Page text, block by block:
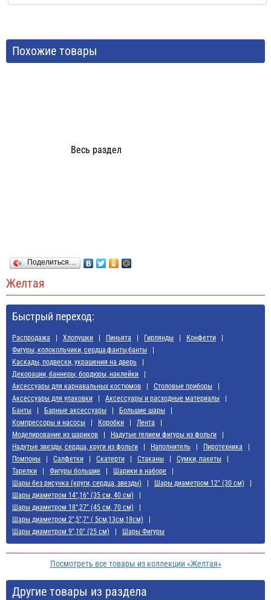
Похожие товары
Весь раздел
Поделиться…
Желтая
Быстрый переход:
Распродажа Хлопушки Пиньята Гирлянды
Конфетти
Фигуры, колокольчики, сердца,фанты,банты
Каскады, подвески, украшения на дверь
Декорации, баннеры, бордюры, наклейки
Аксессуары для карнавальных костюмов
Cтоловые приборы
Аксессуары для упаковки
Аксессуары и расходные материалы
Банты
Барные аксессуары
Большие шары
Компрессоры и насосы
Коробки
Лента
Моделирование из шариков
Надутые гелием фигуры из фольги
Надутые звезды, сердца, круги из фольги
Наполнитель
Пиротехника
Помпоны
Салфетки Скатерти Стаканы
Сумки, пакеты
Тарелки
Фигуры большие
Шарики в наборе
Шары без рисунка (круги, сердца, звезды)
Шары диаметром 12" (30 см)
Шары диаметром 14",16" (35 см, 40 см)
Шары диаметром 18",27" (45 см, 70 см)
Шары диаметром 2",5",7" ( 5см,13см,18см)
Шары диаметром 9",10" (25 см)
Шары Фигуры
Посмотреть все товары из коллекции «Желтая»
Другие товары из раздела